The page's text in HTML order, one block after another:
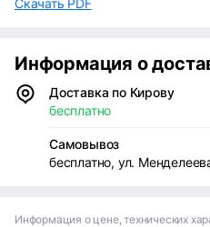
Скачать PDF
Информация о
Доставка по Кирову
бесплатно
Самовывоз
бесплатно, ул.
Информация о цене, технических